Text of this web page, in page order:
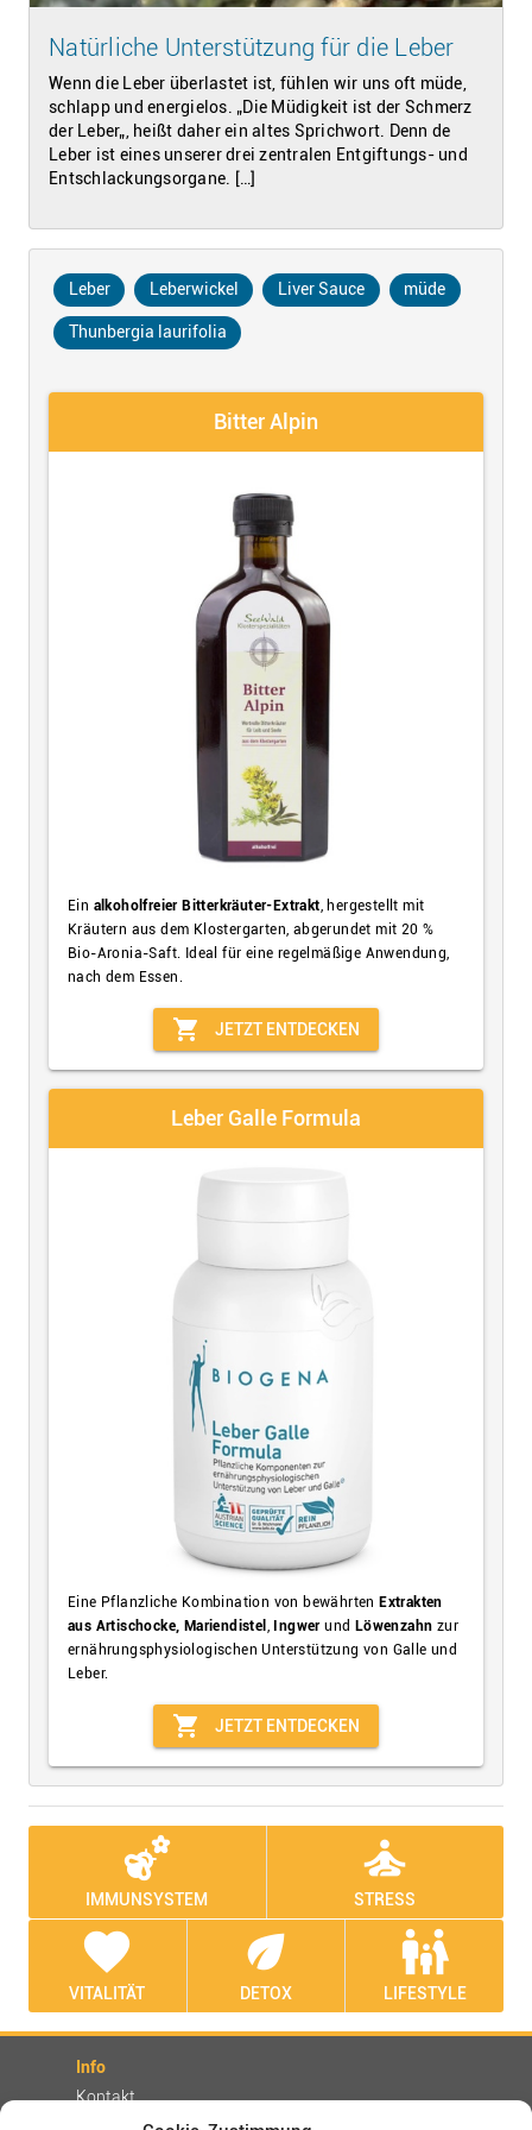
Natürliche Unterstützung für die Leber
Wenn die Leber überlastet ist, fühlen wir uns oft müde,
schlapp und energielos. „Die Müdigkeit ist der Schmerz
der Leber„, heißt daher ein altes Sprichwort. Denn de
Leber ist eines unserer drei zentralen Entgiftungs- und
Entschlackungsorgane. […]
Leber Leberwickel Liver Sauce müde
Thunbergia laurifolia
Bitter Alpin
Ein alkoholfreier Bitterkräuter-Extrakt, hergestellt mit
Kräutern aus dem Klostergarten, abgerundet mit 20 %
Bio-Aronia-Saft. Ideal für eine regelmäßige Anwendung,
nach dem Essen.
shopping_cart JETZT ENTDECKEN
Leber Galle Formula
Eine Pflanzliche Kombination von bewährtenExtrakten
aus Artischocke, Mariendistel ,Ingwerund Löwenzahn zur
ernährungsphysiologischen Unterstützung von Galle und
Leber.
shopping_cart JETZT ENTDECKEN
emoji_nature
IMMUNSYSTEM
self_improvement
STRESS
favorite
VITALITÄT
eco
DETOX
family_restroom
LIFESTYLE
Info
Kontakt